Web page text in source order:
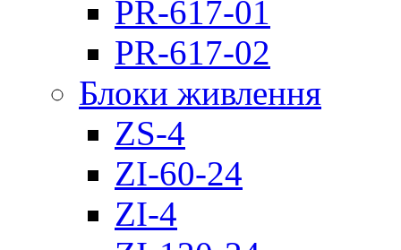
PR-617-01
PR-617-02
Блоки живлення
ZS-4
ZI-60-24
ZI-4